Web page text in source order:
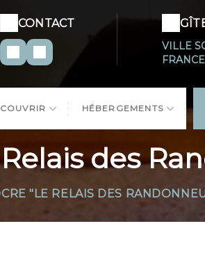
CONTACT
VILLE
FRANCE
HÉBERGEMENTS
des
"LE RELAIS DES